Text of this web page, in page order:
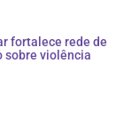
fortalece rede de
sobre violência